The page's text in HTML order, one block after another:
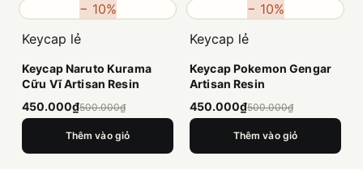
− 10%
Keycap lẻ
Keycap Naruto Kurama
Cữu Vĩ Artisan Resin
450.000₫500.000₫
Thêm vào giỏ
− 10%
Keycap lẻ
Keycap Pokemon Gengar
Artisan Resin
450.000₫500.000₫
Thêm vào giỏ